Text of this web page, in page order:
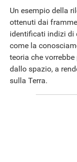
Un esempio della
ottenuti dai
identificati indizi di
come la
teoria che
dallo spazio, a
sulla Terra.